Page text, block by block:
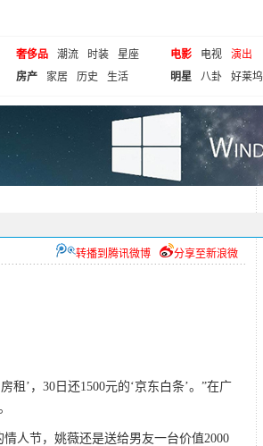
奢侈品 潮流 时装
星座
房产
家居 历史 生活
电影 电视
演出
明星
八卦 好莱坞
分享至新浪微
转播到腾讯微博
’，30日还1500元的‘京东白条’。”在广
人节，姚薇还是送给男友一台价值2000